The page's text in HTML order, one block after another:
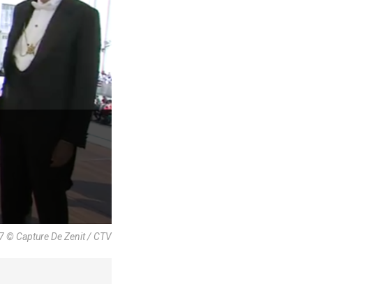
© Capture De Zenit / CTV